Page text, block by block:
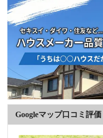
Googleマップ口コミ評価